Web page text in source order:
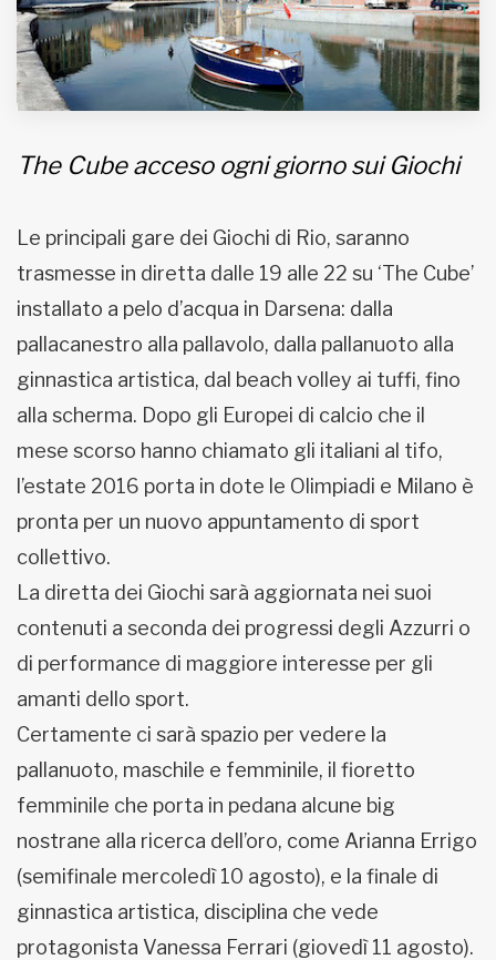
Iscriviti alla newsletter
www.viveremilano.info
Fondato e diretto da Enzo De
EDB edizioni - Via Brivio angolo C.
The Cube acceso ogni giorno sui Giochi
Le principali gare dei Giochi di Rio, saranno
trasmesse in diretta dalle 19 alle 22 su ‘The Cube’
installato a pelo d’acqua in Darsena: dalla
pallacanestro alla pallavolo, dalla pallanuoto alla
ginnastica artistica, dal beach volley ai tuffi, fino
alla scherma. Dopo gli Europei di calcio che il
mese scorso hanno chiamato gli italiani al tifo,
l’estate 2016 porta in dote le Olimpiadi e Milano è
pronta per un nuovo appuntamento di sport
collettivo.
La diretta dei Giochi sarà aggiornata nei suoi
contenuti a seconda dei progressi degli Azzurri o
di performance di maggiore interesse per gli
amanti dello sport.
Certamente ci sarà spazio per vedere la
pallanuoto, maschile e femminile, il fioretto
femminile che porta in pedana alcune big
nostrane alla ricerca dell’oro, come Arianna Errigo
(semifinale mercoledì 10 agosto), e la finale di
ginnastica artistica, disciplina che vede
protagonista Vanessa Ferrari (giovedì 11 agosto).